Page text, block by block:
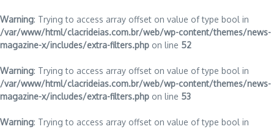
Warning: Trying to access array offset on value of type bool in
/var/www/html/clacrideias.com.br/web/wp-content/themes/news-
magazine-x/includes/extra-filters.php on line 52
Warning: Trying to access array offset on value of type bool in
/var/www/html/clacrideias.com.br/web/wp-content/themes/news-
magazine-x/includes/extra-filters.php on line 53
Warning: Trying to access array offset on value of type bool in